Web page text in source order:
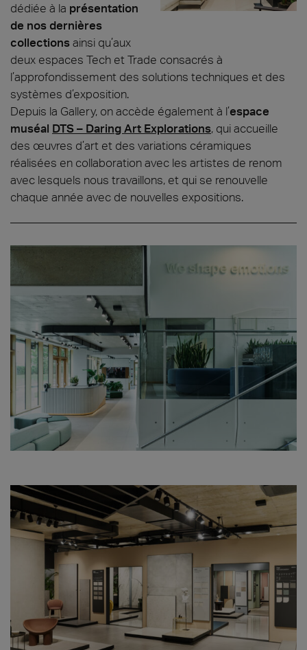
dédiée à la présentation
de nos dernières
collectionsainsi qu’aux
deux espaces Tech et Trade consacrés à
l’approfondissement des solutions techniques et des
systèmes d’exposition.
Depuis la Gallery, on accède également à l’espace
muséal DTS – Daring Art Explorations, qui accueille
des œuvres d’art et des variations céramiques
réalisées en collaboration avec les artistes de renom
avec lesquels nous travaillons, et qui se renouvelle
chaque année avec de nouvelles expositions.